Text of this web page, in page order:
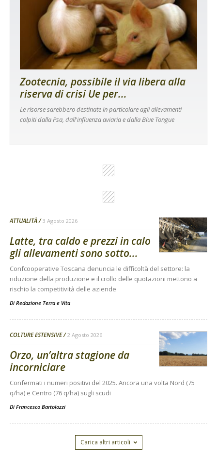
Zootecnia, possibile il via libera alla
riserva di crisi Ue per...
Le risorse sarebbero destinate in particolare agli allevamenti
colpiti dalla Psa, dall'influenza aviaria e dalla Blue Tongue
ATTUALITÀ 3 Agosto 2026
Latte, tra caldo e prezzi in calo
gli allevamenti sono sotto...
Confcooperative Toscana denuncia le difficoltà del settore: la
riduzione della produzione e il crollo delle quotazioni mettono a
rischio la competitività delle aziende
Di Redazione Terra e Vita
COLTURE ESTENSIVE 2 Agosto 2026
Orzo, un’altra stagione da
incorniciare
Confermati i numeri positivi del 2025. Ancora una volta Nord (75
q/ha) e Centro (76 q/ha) sugli scudi
Di Francesco Bartolozzi
Carica altri articoli